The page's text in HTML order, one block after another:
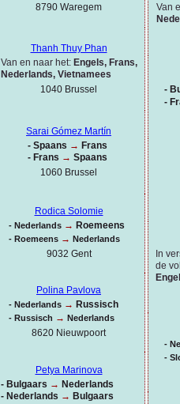
Van
-
-
In
de
-
-
8790 Waregem
Thanh Thuy Phan
Van en naar het: Engels, Frans,
Nederlands, Vietnamees
1040 Brussel
Sarai Gómez Martín
- Spaans → Frans
- Frans → Spaans
1060 Brussel
Rodica Solomie
- Nederlands → Roemeens
- Roemeens → Nederlands
9032 Gent
Polina Pavlova
- Nederlands → Russisch
- Russisch → Nederlands
8620 Nieuwpoort
Petya Marinova
- Bulgaars → Nederlands
- Nederlands → Bulgaars